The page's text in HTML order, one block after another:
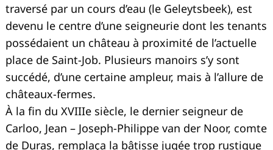
traversé par un cours d’eau (le Geleytsbeek), est
devenu le centre d’une seigneurie dont les tenants
possédaient un château à proximité de l’actuelle
place de Saint-Job. Plusieurs manoirs s’y sont
succédé, d’une certaine ampleur, mais à l’allure de
châteaux-fermes.
À la fin du XVIIIe siècle, le dernier seigneur de
Carloo, Jean – Joseph-Philippe van der Noor, comte
de Duras, remplaça la bâtisse jugée trop rustique